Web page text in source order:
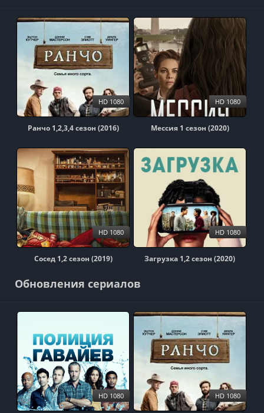
Ранчо 1,2,3,4 сезон (2016)
HD 1080
Мессия 1 сезон (2020)
HD 1080
Сосед 1,2 сезон (2019)
HD 1080
Загрузка 1,2 сезон (2020)
HD 1080
Обновления сериалов
HD 1080 HD 1080